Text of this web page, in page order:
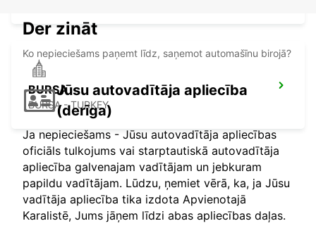
BURSA
BURSA - TURKEY
Der zināt
Ko nepieciešams paņemt līdz, saņemot automašīnu birojā?
Jūsu autovadītāja apliecība
(derīga)
Ja nepieciešams - Jūsu autovadītāja apliecības
oficiāls tulkojums vai starptautiskā autovadītāja
apliecība galvenajam vadītājam un jebkuram
papildu vadītājam. Lūdzu, ņemiet vērā, ka, ja Jūsu
vadītāja apliecība tika izdota Apvienotajā
Karalistē, Jums jāņem līdzi abas apliecības daļas.